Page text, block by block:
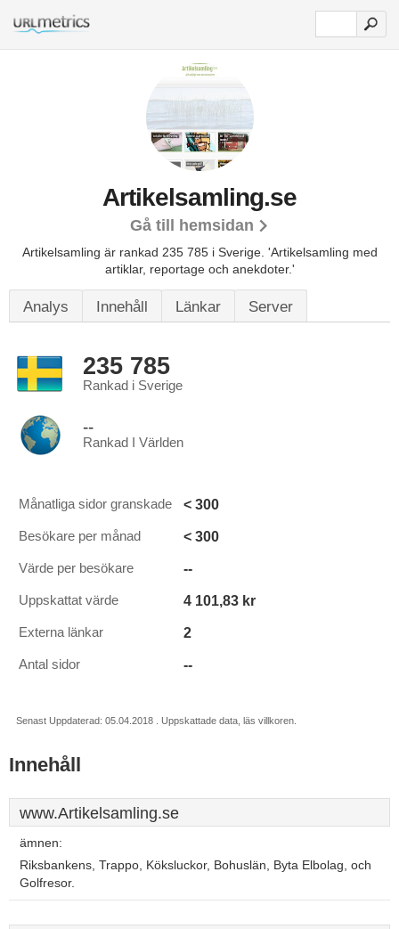
Artikelsamling.se
Gå till hemsidan
Artikelsamling är rankad 235 785 i Sverige. 'Artikelsamling med
artiklar, reportage och anekdoter.'
Analys Innehåll Länkar Server
235 785
Rankad i Sverige
--
Rankad I Världen
Månatliga sidor granskade < 300
Besökare per månad < 300
Värde per besökare --
Uppskattat värde 4 101,83 kr
Externa länkar 2
Antal sidor --
Senast Uppdaterad: 05.04.2018 . Uppskattade data, läs villkoren.
Innehåll
www.Artikelsamling.se
ämnen:
Riksbankens, Trappo, Köksluckor, Bohuslän, Byta Elbolag, och
Golfresor.